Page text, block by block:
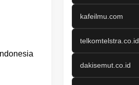
kafeilmu.com
telkomtelstra.co.id
dakisemut.co.id